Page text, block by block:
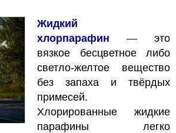
Жидкий
хлорпарафин
—
это
вязкое бесцветное либо
светло-желтое вещество
без запаха и твёрдых
примесей.
Хлорированные жидкие
парафины легко